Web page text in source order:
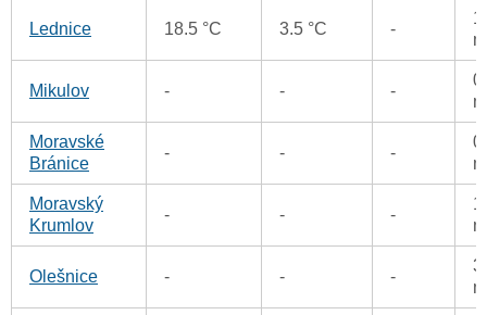
Lednice 18.5 °C 3.5 °C -
Mikulov - - -
Moravské
Bránice
- - -
Moravský
Krumlov
- - -
Olešnice - - -